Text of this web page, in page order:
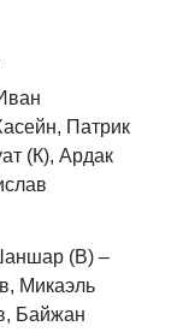
Патрик
(К), Ардак
(В) –
Микаэль
Байжан